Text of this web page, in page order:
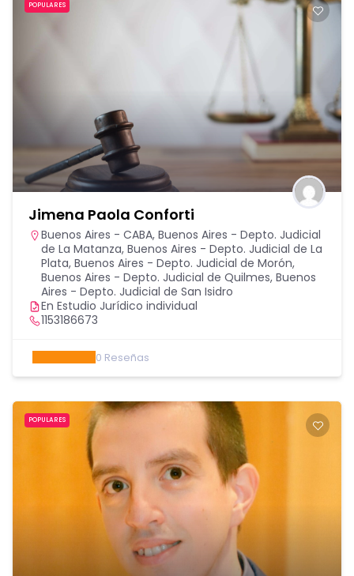
POPULARES
Jimena Paola Conforti
Buenos Aires - CABA, Buenos Aires - Depto. Judicial
de La Matanza, Buenos Aires - Depto. Judicial de La
Plata, Buenos Aires - Depto. Judicial de Morón,
Buenos Aires - Depto. Judicial de Quilmes, Buenos
Aires - Depto. Judicial de San Isidro
En Estudio Jurídico individual
1153186673
0 Reseñas
POPULARES